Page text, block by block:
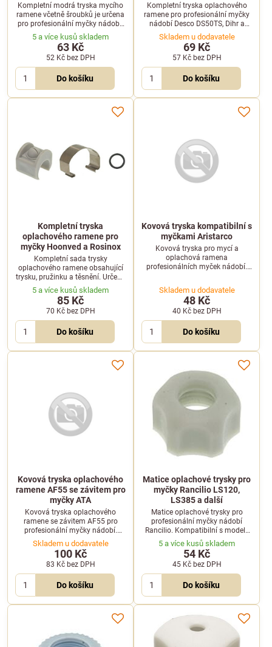
Kompletní modrá tryska mycího
ramene včetně šroubků je určena
pro profesionální myčky nádobí.
Je kompatibilní s vybranými
modely značek DIHR a KROMO, u
kterých zajišťuje správnou
distribuci vody během mycího
cyklu.
5 a více kusů skladem
63 Kč
52 Kč bez DPH
Do košíku
Kompletní tryska oplachového
ramene pro profesionální myčky
nádobí Desco DS50TS, Dihr a
Kromo. Zajišťuje optimální
rozptyl vody při oplachu.
Skladem u dodavatele
69 Kč
57 Kč bez DPH
Do košíku
Kompletní tryska
oplachového ramene pro
myčky Hoonved a Rosinox
Kompletní sada trysky
oplachového ramene obsahující
trysku, pružinku a těsnění. Určeno
pro profesionální myčky Hoonved
a Rosinox.
5 a více kusů skladem
85 Kč
70 Kč bez DPH
Do košíku
Kovová tryska kompatibilní s
myčkami Aristarco
Kovová tryska pro mycí a
oplachová ramena
profesionálních myček nádobí.
zajišťuje správný průtok vody při
mycím cyklu.
Skladem u dodavatele
48 Kč
40 Kč bez DPH
Do košíku
Kovová tryska oplachového
ramene AF55 se závitem pro
myčky ATA
Kovová tryska oplachového
ramene se závitem AF55 pro
profesionální myčky nádobí.
Určeno pro spolehlivý provoz
zařízení značky ATA.
Skladem u dodavatele
100 Kč
83 Kč bez DPH
Do košíku
Matice oplachové trysky pro
myčky Rancilio LS120,
LS385 a další
Matice oplachové trysky pro
profesionální myčky nádobí
Rancilio. Kompatibilní s modely
LS120, LS385, LS395, LS605,
LT185 a LT285.
5 a více kusů skladem
54 Kč
45 Kč bez DPH
Do košíku